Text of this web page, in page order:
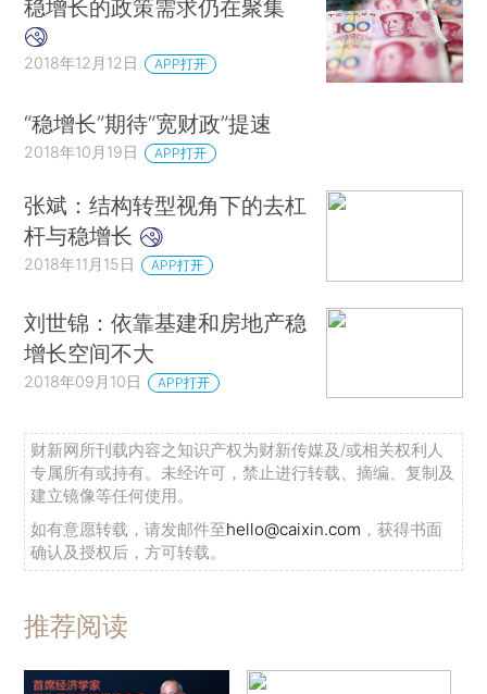
稳增长的政策需求仍在聚集
2018年12月12日 APP打开
“稳增长”期待“宽财政”提速
2018年10月19日 APP打开
张斌：结构转型视角下的去杠
杆与稳增长
2018年11月15日 APP打开
刘世锦：依靠基建和房地产稳
增长空间不大
2018年09月10日 APP打开
财新网所刊载内容之知识产权为财新传媒及/或相关权利人
专属所有或持有。未经许可，禁止进行转载、摘编、复制及
建立镜像等任何使用。
如有意愿转载，请发邮件至hello@caixin.com ，获得书面
确认及授权后，方可转载。
推荐阅读